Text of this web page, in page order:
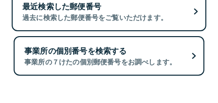
最近検索した郵便番号
過去に検索した郵便番号をご覧いただけます。
事業所の個別番号を検索する
事業所の７けたの個別郵便番号をお調べします。